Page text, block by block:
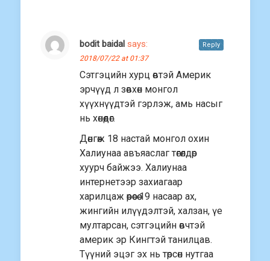
bodit baidal says:
2018/07/22 at 01:37
Сэтгэцийн хурц өвтэй Америк
эрчүүд л зөвхөн монгол
хүүхнүүдтэй гэрлэж, амь насыг
нь хөнөөдөг.
Дөнгөж 18 настай монгол охин
Халиунаа авъяаслаг төгөлдөр
хуурч байжээ. Халиунаа
интернетээр захиагаар
харилцаж өөрөөсөө 19 насаар ах,
жингийн илүүдэлтэй, халзан, үе
мултарсан, сэтгэцийн өвчтэй
америк эр Кингтэй танилцав.
Түүний эцэг эх нь төрсөн нутгаа
Reply